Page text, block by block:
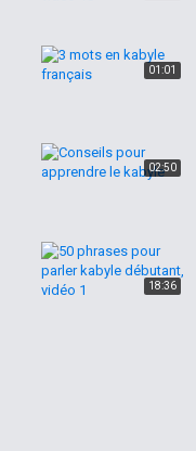
01:01
02:50
18:36